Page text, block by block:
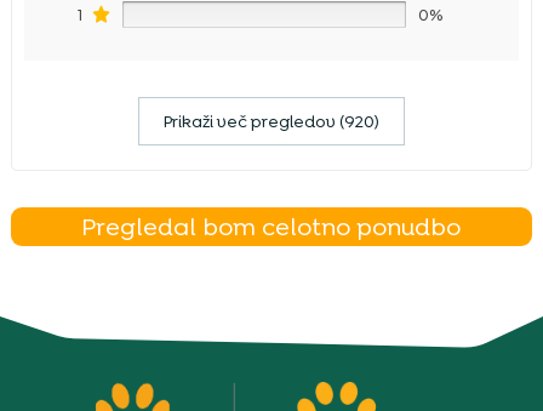
1 0%
Prikaži več pregledov (920)
Pregledal bom celotno ponudbo